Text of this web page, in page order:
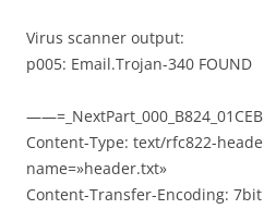
Virus scanner output:
p005: Email.Trojan-340 FOUND
Content-Type: text/rfc822-
name=»header.txt»
Content-Transfer-Encoding: 7bit